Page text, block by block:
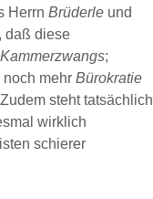
Herrn Brüderle und
daß diese
Kammerzwangs;
noch mehr Bürokratie
steht tatsächlich
wirklich
schierer